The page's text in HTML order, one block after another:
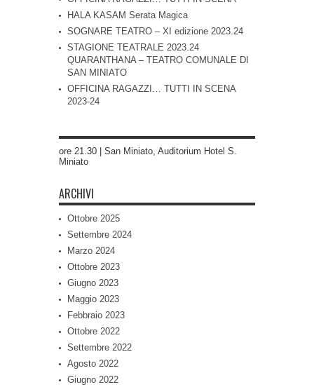
HALA KASAM Serata Magica
SOGNARE TEATRO – XI edizione 2023.24
STAGIONE TEATRALE 2023.24
QUARANTHANA – TEATRO COMUNALE DI
SAN MINIATO
OFFICINA RAGAZZI… TUTTI IN SCENA
2023-24
ore 21.30 | San Miniato, Auditorium Hotel S.
Miniato
ARCHIVI
Ottobre 2025
Settembre 2024
Marzo 2024
Ottobre 2023
Giugno 2023
Maggio 2023
Febbraio 2023
Ottobre 2022
Settembre 2022
Agosto 2022
Giugno 2022